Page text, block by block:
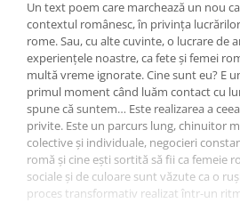
Un text poem care marchează un nou
contextul românesc, în privința
rome. Sau, cu alte cuvinte, o lucrare de
experiențele noastre, ca fete și femei
multă vreme ignorate. Cine sunt eu? E
primul moment când luăm contact cu
spune că suntem… Este realizarea a
privite. Este un parcurs lung, chinuitor
colective și individuale, negocieri
romă și cine ești sortită să fii ca femeie
sociale și de culoare sunt văzute ca o
proces transformativ realizat într-un